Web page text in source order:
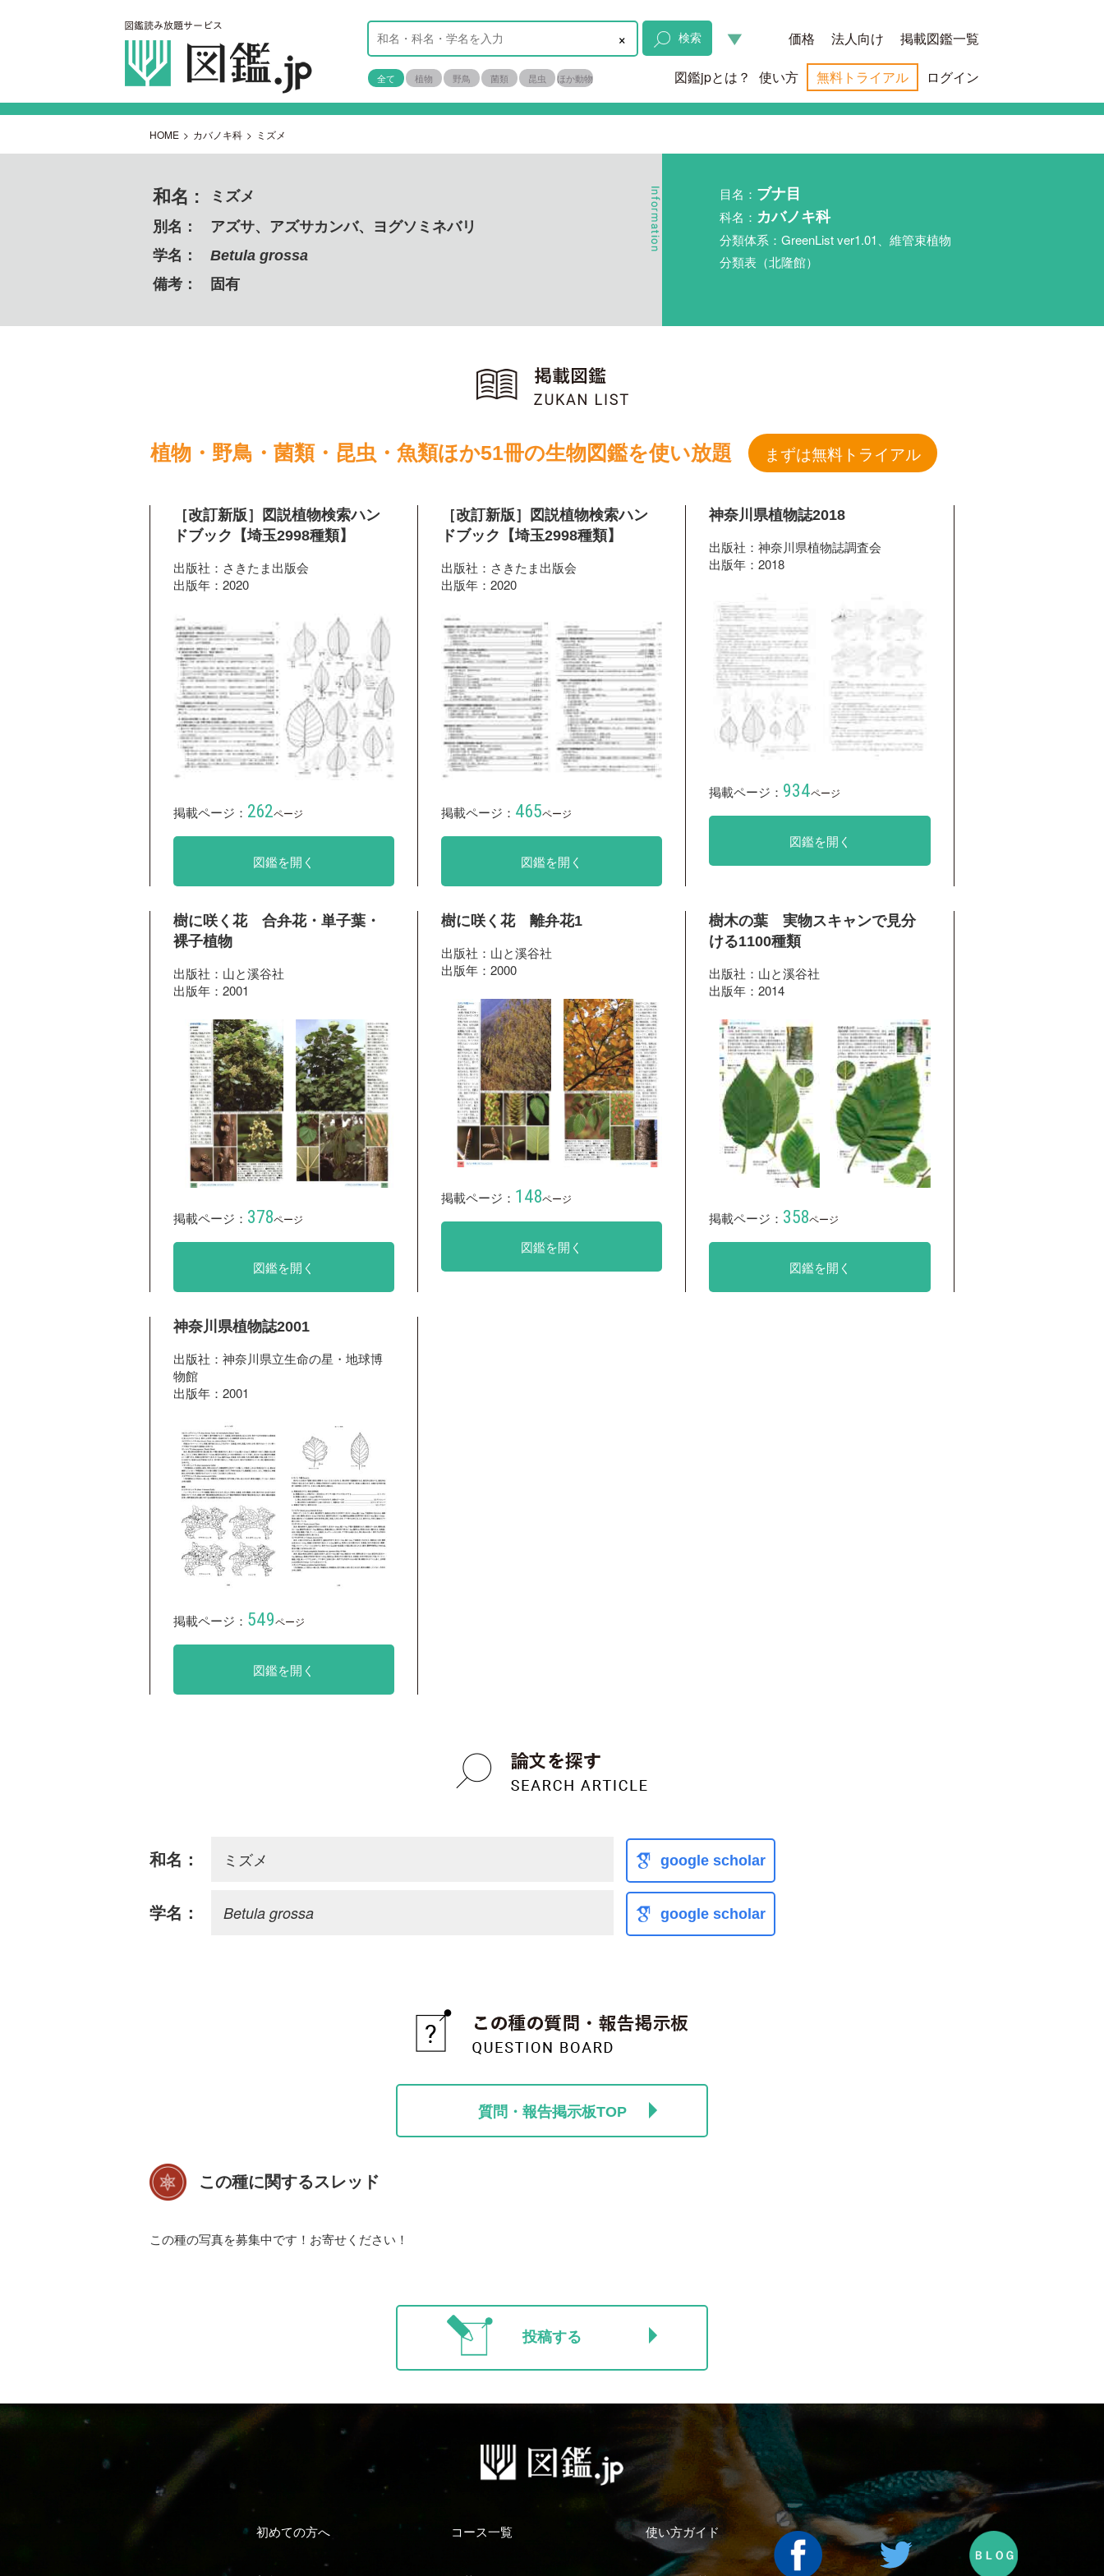
× 検索
全て 植物 野鳥 菌類 昆虫 ほか動物
価格 法人向け 掲載図鑑一覧
図鑑jpとは？ 使い方 無料トライアル ログイン
HOME > カバノキ科 > ミズメ
和名 :
ミズメ
別名：
アズサ、アズサカンバ、ヨグソミネバリ
学名：
Betula grossa
備考：
固有
目名： ブナ目
科名： カバノキ科
分類体系：GreenList ver1.01、維管束植物
分類表（北隆館）
植物・野鳥・菌類・昆虫・魚類ほか51冊の生物図鑑を使い放題 まずは無料トライアル
［改訂新版］図説植物検索ハン
ドブック【埼玉2998種類】
出版社：さきたま出版会
出版年：2020
掲載ページ： 262ページ
図鑑を開く
［改訂新版］図説植物検索ハン
ドブック【埼玉2998種類】
出版社：さきたま出版会
出版年：2020
掲載ページ： 465ページ
図鑑を開く
神奈川県植物誌2018
出版社：神奈川県植物誌調査会
出版年：2018
掲載ページ： 934ページ
図鑑を開く
樹に咲く花 合弁花・単子葉・
裸子植物
出版社：山と溪谷社
出版年：2001
掲載ページ： 378ページ
図鑑を開く
樹に咲く花 離弁花1
出版社：山と溪谷社
出版年：2000
掲載ページ： 148ページ
図鑑を開く
樹木の葉 実物スキャンで見分
ける1100種類
出版社：山と溪谷社
出版年：2014
掲載ページ： 358ページ
図鑑を開く
神奈川県植物誌2001
出版社：神奈川県立生命の星・地球博
物館
出版年：2001
掲載ページ： 549ページ
図鑑を開く
和名： ミズメ google scholar
学名： Betula grossa google scholar
質問・報告掲示板TOP
この種に関するスレッド
この種の写真を募集中です！お寄せください！
投稿する
初めての方へ コース一覧 使い方ガイド